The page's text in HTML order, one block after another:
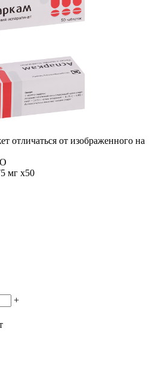
отличаться от изображенного на
мг x50
+